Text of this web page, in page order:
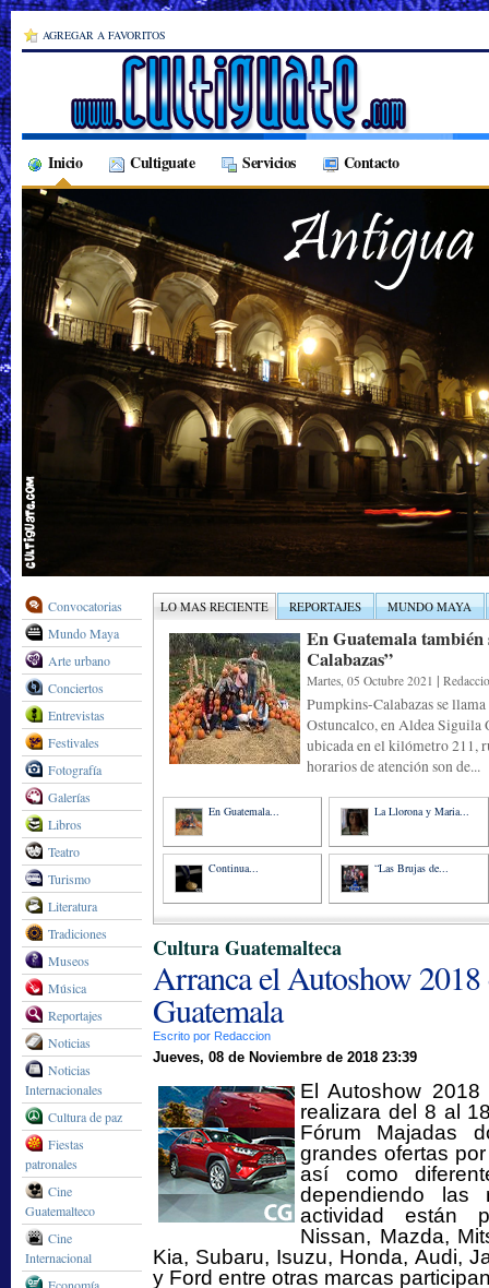
AGREGAR A FAVORITOS
Inicio Cultiguate Servicios Contacto
LO MAS RECIENTE REPORTAJES MUNDO MAYA
En Guatemala también
Calabazas”
Martes, 05 Octubre 2021 |
Pumpkins-Calabazas se
Ostuncalco, en Aldea Siguila
ubicada en el kilómetro 211,
horarios de atención son de...
En Guatemala... La Llorona y Maria...
Continua... “Las Brujas de...
Cultura Guatemalteca
Arranca el Autoshow 2018
Guatemala
Escrito por Redaccion
Jueves, 08 de Noviembre de 2018 23:39
El Autoshow
realizara del 8 al
Fórum Majadas
grandes ofertas
así como
dependiendo las
actividad están
Nissan, Mazda,
Kia, Subaru, Isuzu, Honda, Audi,
y Ford entre otras marcas
Convocatorias
Mundo Maya
Arte urbano
Conciertos
Entrevistas
Festivales
Fotografía
Galerías
Libros
Teatro
Turismo
Literatura
Tradiciones
Museos
Música
Reportajes
Noticias
Noticias
Internacionales
Cultura de paz
Fiestas
patronales
Cine
Guatemalteco
Cine
Internacional